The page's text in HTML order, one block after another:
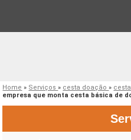
Home » Serviços» cesta doação»
empresa que monta cesta básica de